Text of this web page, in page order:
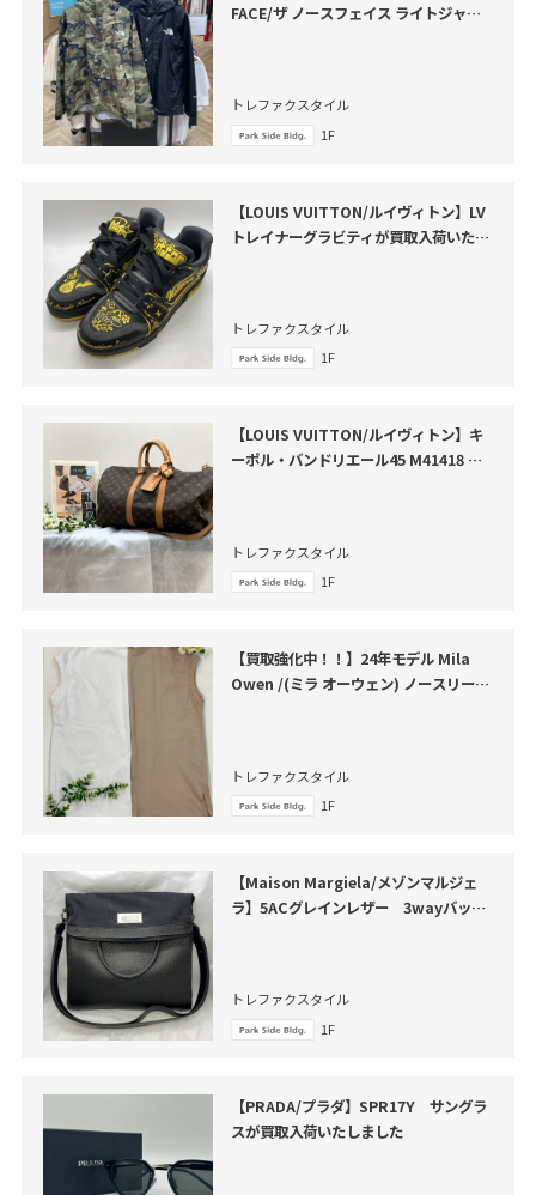
FACE/ザ ノースフェイス ライトジャケ
トレファクスタイル
1F
【LOUIS VUITTON/ルイヴィトン】LV
トレイナーグラビティが買取入荷いたし
トレファクスタイル
1F
【LOUIS VUITTON/ルイヴィトン】キ
ーポル・バンドリエール45 M41418 が
トレファクスタイル
1F
【買取強化中！！】24年モデル Mila
Owen /(ミラ オーウェン) ノースリーブ
トレファクスタイル
1F
【Maison Margiela/メゾンマルジェ
ラ】5ACグレインレザー 3wayバッグ
トレファクスタイル
1F
【PRADA/プラダ】SPR17Y サングラ
スが買取入荷いたしました